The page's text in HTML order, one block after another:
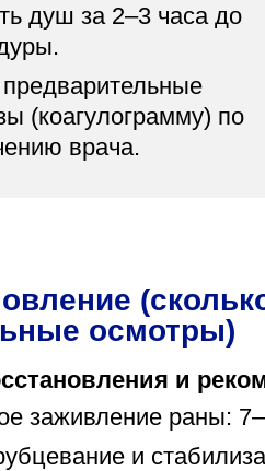
душ за 2–3 часа до
(коагулограмму) по
врача.
осмотры)
и
заживление раны:
и